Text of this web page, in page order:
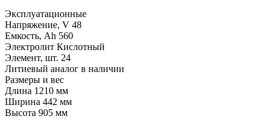
Эксплуатационные
Напряжение, V 48
Емкость, Ah 560
Электролит Кислотный
Элемент, шт. 24
Литиевый аналог в наличии
Размеры и вес
Длина 1210 мм
Ширина 442 мм
Высота 905 мм